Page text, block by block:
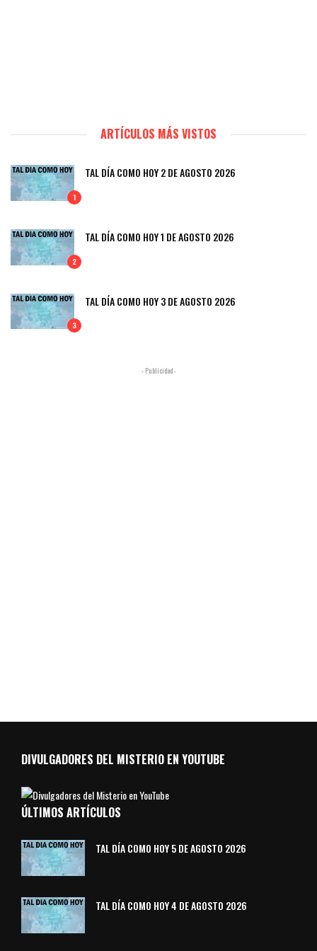
ARTÍCULOS MÁS VISTOS
1
TAL DÍA COMO HOY 2 DE AGOSTO 2026
2
TAL DÍA COMO HOY 1 DE AGOSTO 2026
3
TAL DÍA COMO HOY 3 DE AGOSTO 2026
- Publicidad -
DIVULGADORES DEL MISTERIO EN YOUTUBE
ÚLTIMOS ARTÍCULOS
TAL DÍA COMO HOY 5 DE AGOSTO 2026
TAL DÍA COMO HOY 4 DE AGOSTO 2026